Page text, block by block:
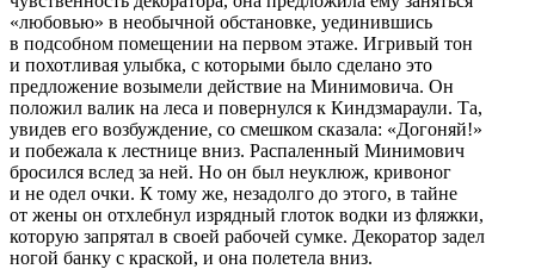
«любовью» в необычной обстановке, уединившись
в подсобном помещении на первом этаже. Игривый тон
и похотливая улыбка, с которыми было сделано это
предложение возымели действие на Минимовича. Он
положил валик на леса и повернулся к Киндзмараули. Та,
увидев его возбуждение, со смешком сказала: «Догоняй!»
и побежала к лестнице вниз. Распаленный Минимович
бросился вслед за ней. Но он был неуклюж, кривоног
и не одел очки. К тому же, незадолго до этого, в тайне
от жены он отхлебнул изрядный глоток водки из фляжки,
которую запрятал в своей рабочей сумке. Декоратор задел
ногой банку с краской, и она полетела вниз.